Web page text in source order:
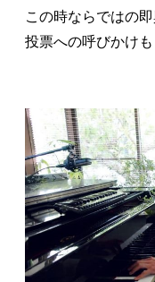
この時ならではの即
投票への呼びかけも